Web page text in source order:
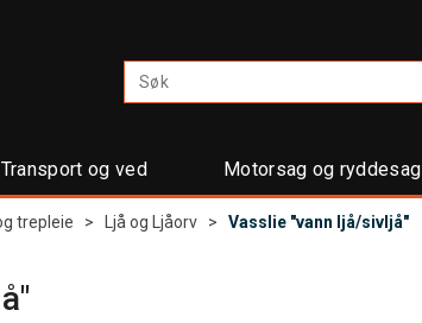
Transport og ved Motorsag og ryddesag
trepleie > Ljå og Ljåorv > Vasslie "vann ljå/sivljå"